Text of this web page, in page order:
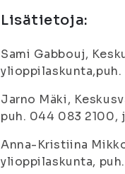
Lisätietoja:
Sami Gabbouj,
Jarno Mäki,
puh. 044 083 2100,
Anna-Kristiina
ylioppilaskunta,